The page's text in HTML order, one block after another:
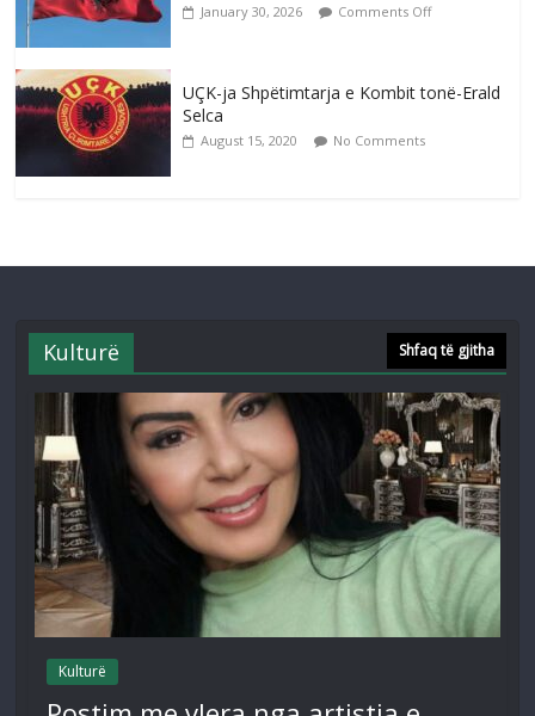
January 30, 2026 Comments Off
UÇK-ja Shpëtimtarja e Kombit tonë-Erald
Selca
August 15, 2020 No Comments
Kulturë Shfaq të gjitha
Kulturë